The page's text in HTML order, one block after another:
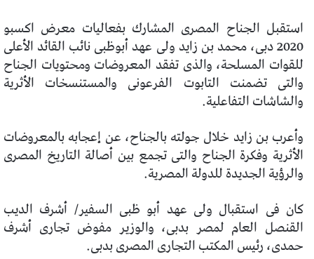
استقبل الجناح المصرى المشارك بفعاليات معرض اكسبو
2020 دبى، محمد بن زايد ولى عهد أبوظبى نائب القائد الأعلى
للقوات المسلحة، والذى تفقد المعروضات ومحتويات الجناح
والتى تضمنت التابوت الفرعونى والمستنسخات الأثرية
والشاشات التفاعلية.
وأعرب بن زايد خلال جولته بالجناح، عن إعجابه بالمعروضات
الأثرية وفكرة الجناح والتى تجمع بين أصالة التاريخ المصرى
والرؤية الجديدة للدولة المصرية.
كان فى استقبال ولى عهد أبو ظبى السفير/ أشرف الديب
القنصل العام لمصر بدبى، والوزير مفوض تجارى أشرف
حمدى، رئيس المكتب التجارى المصرى بدبى.